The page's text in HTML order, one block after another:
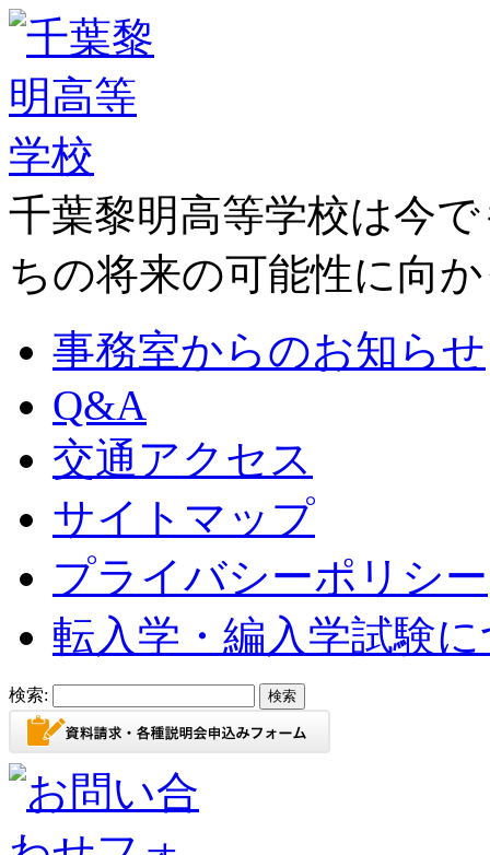
千葉黎明高等学校は今
ちの将来の可能性に向
事務室からのお知らせ
Q&A
交通アクセス
サイトマップ
プライバシーポリシー
転入学・編入学試験
検索: